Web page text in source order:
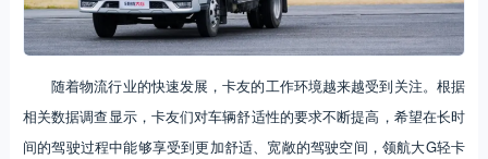
随着物流行业的快速发展，卡友的工作环境越来越受到关注。根据
相关数据调查显示，卡友们对车辆舒适性的要求不断提高，希望在长时
间的驾驶过程中能够享受到更加舒适、宽敞的驾驶空间，领航大G轻卡